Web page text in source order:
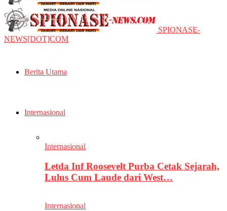
SPIONASE-
NEWS[DOT]COM
Berita Utama
Internasional
Internasional
Letda Inf Roosevelt Purba Cetak Sejarah,
Lulus Cum Laude dari West…
Internasional